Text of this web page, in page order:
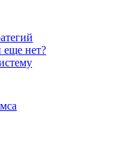
еще нет?